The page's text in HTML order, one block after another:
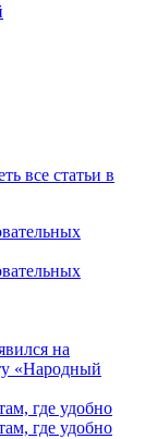
все статьи в
на
«Народный
где удобно
где удобно